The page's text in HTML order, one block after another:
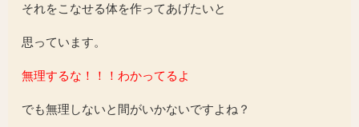
それをこなせる体を作ってあげたいと
思っています。
無理するな！！！わかってるよ
でも無理しないと間がいかないですよね？